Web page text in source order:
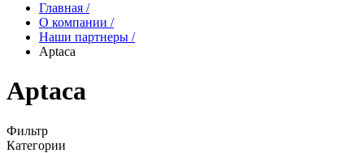
Главная /
О компании /
Наши партнеры /
Aptaca
Aptaca
Фильтр
Категории